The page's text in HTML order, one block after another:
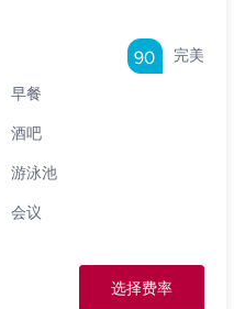
完美
90
早餐
酒吧
游泳池
会议
选择费率